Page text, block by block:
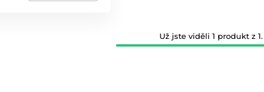
Už jste viděli 1 produkt z 1.